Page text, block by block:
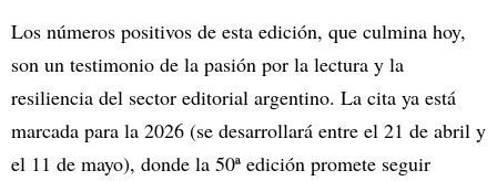
Los números positivos de esta edición, que culmina hoy,
son un testimonio de la pasión por la lectura y la
resiliencia del sector editorial argentino. La cita ya está
marcada para la 2026 (se desarrollará entre el 21 de abril y
el 11 de mayo), donde la 50ª edición promete seguir